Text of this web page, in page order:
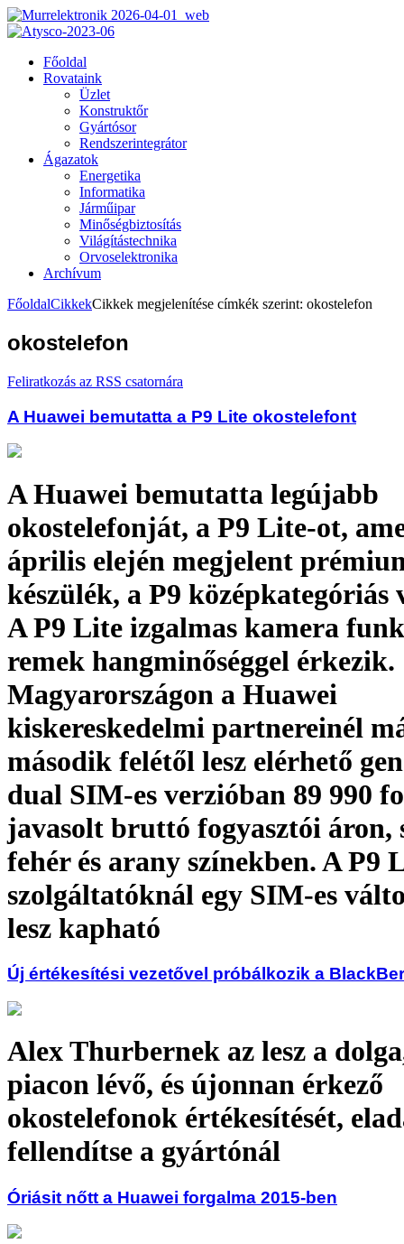
Főoldal
Rovataink
Üzlet
Konstruktőr
Gyártósor
Rendszerintegrátor
Ágazatok
Energetika
Informatika
Járműipar
Minőségbiztosítás
Világítástechnika
Orvoselektronika
Archívum
FőoldalCikkekCikkek megjelenítése címkék szerint: okostelefon
okostelefon
Feliratkozás az RSS csatornára
A Huawei bemutatta a P9 Lite okostelefont
A Huawei bemutatta legújabb
okostelefonját, a P9 Lite-ot,
április elején megjelent
készülék, a P9 középkategóriás
A P9 Lite izgalmas kamera
remek hangminőséggel érkezik.
Magyarországon a Huawei
kiskereskedelmi partnereinél
második felétől lesz elérhető
dual SIM-es verzióban 89 990
javasolt bruttó fogyasztói áron,
fehér és arany színekben. A P9
szolgáltatóknál egy SIM-es
lesz kapható
Új értékesítési vezetővel próbálkozik a
Alex Thurbernek az lesz a
piacon lévő, és újonnan érkező
okostelefonok értékesítését,
fellendítse a gyártónál
Óriásit nőtt a Huawei forgalma 2015-ben